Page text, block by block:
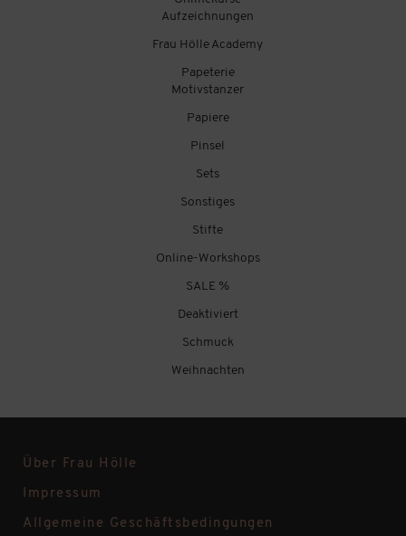
Aufzeichnungen
Frau Hölle Academy
Papeterie
Motivstanzer
Papiere
Pinsel
Sets
Sonstiges
Stifte
Online-Workshops
SALE %
Deaktiviert
Schmuck
Weihnachten
Über Frau Hölle
Impressum
Allgemeine Geschäftsbedingungen